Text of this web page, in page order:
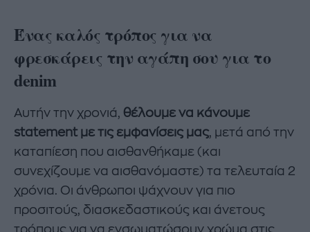
Ένας καλός τρόπος για να
φρεσκάρεις την αγάπη σου για το
denim
Αυτήν την χρονιά, θέλουμε να κάνουμε
statement με τις εμφανίσεις μας, μετά από την
καταπίεση που αισθανθήκαμε (και
συνεχίζουμε να αισθανόμαστε) τα τελευταία 2
χρόνια. Οι άνθρωποι ψάχνουν για πιο
προσιτούς, διασκεδαστικούς και άνετους
τρόπους για να ενσωματώσουν χρώμα στις